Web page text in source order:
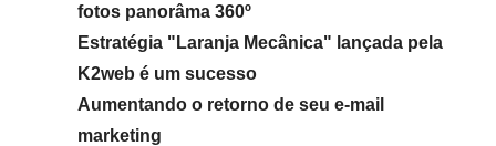
fotos panorâma 360º
Estratégia "Laranja Mecânica" lançada pela
K2web é um sucesso
Aumentando o retorno de seu e-mail
marketing